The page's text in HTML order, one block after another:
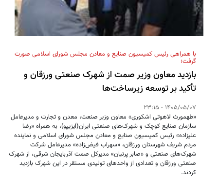
با همراهی رئیس کمیسیون صنایع و معادن مجلس شورای اسلامی صورت
گرفت؛
بازدید معاون وزیر صمت از شهرک صنعتی ورزقان و
تأکید بر توسعه زیرساخت‌ها
1405/05/07 - 23:15
«طهمورث لاهوتی اشکوری» معاون وزیر صنعت، معدن و تجارت و مدیرعامل
سازمان صنایع کوچک و شهرک‌های صنعتی ایران(ایزیپو)، به همراه «رضا
علیزاده» رئیس کمیسیون صنایع و معادن مجلس شورای اسلامی و نماینده
مردم شریف شهرستان ورزقان، «سهراب فیض‌زاده» مدیرعامل شرکت
شهرک‌های صنعتی و «صابر پرنیان» مدیرکل صمت آذربایجان شرقی، از شهرک
صنعتی ورزقان و تعدادی از واحدهای تولیدی مستقر در این شهرک بازدید
کردند.